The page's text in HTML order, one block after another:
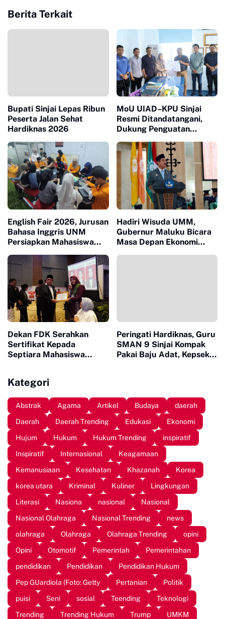
Berita Terkait
Bupati Sinjai Lepas Ribun
Peserta Jalan Sehat
Hardiknas 2026
MoU UIAD–KPU Sinjai
Resmi Ditandatangani,
Dukung Penguatan
English Fair 2026, Jurusan
Bahasa Inggris UNM
Persiapkan Mahasiswa
Hadiri Wisuda UMM,
Gubernur Maluku Bicara
Masa Depan Ekonomi
Dekan FDK Serahkan
Sertifikat Kepada
Septiara Mahasiswa
Tingkat UINAM
Peringati Hardiknas, Guru
SMAN 9 Sinjai Kompak
Pakai Baju Adat, Kepsek :
Kategori
Abstrak Agama Artikel Budaya
daerah
Daerah
Daerah Trending Edukasi
Ekonomi
Hujum
Hukum Hukum Trending
inspiratif
Inspiratif
Internasional
Keagamaan
Kemanusiaan
Kesehatan Khazanah
Korea
korea utara
Kriminal Kuliner
Lingkungan
Literasi
Nasiona nasional
Nasional
Nasional Olahraga
Nasional Trending
news
olahraga
Olahraga Olahraga Trending
opini
Opini
Otomotif Pemerintah
Pemerintahan
pendidikan
Pendidikan
Pendidikan Hukum
Pep GUardiola (Foto: Getty
Pertanian
Politik
puisi
Seni sosial Teending
Teknologi
Trending
Trending Hukum Trump
UMKM